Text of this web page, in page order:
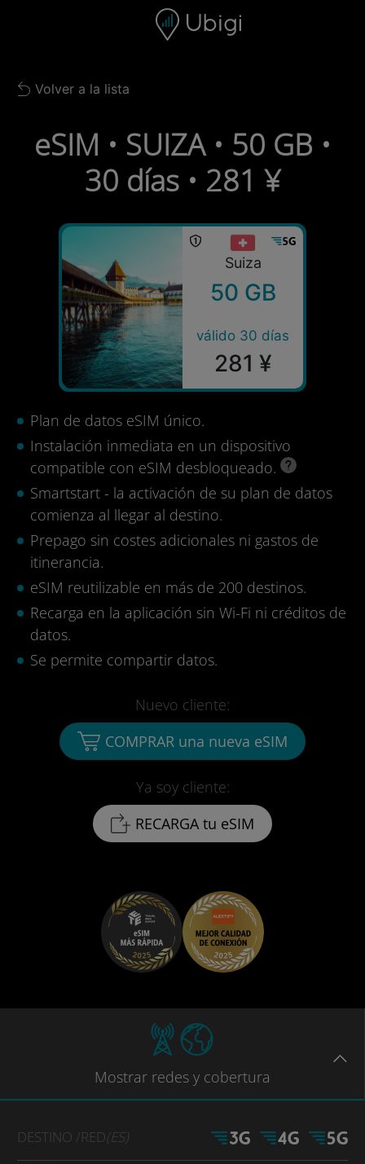
Barra de navegación
Back to list
Volver a la lista
eSIM • SUIZA • 50 GB •
30 días • 281 ¥
Suiza
50 GB
válido 30 días
281 ¥
Plan de datos eSIM único.
Instalación inmediata en un dispositivo
compatible con eSIM desbloqueado.
Smartstart - la activación de su plan de datos
comienza al llegar al destino.
Prepago sin costes adicionales ni gastos de
itinerancia.
eSIM reutilizable en más de 200 destinos.
Recarga en la aplicación sin Wi-Fi ni créditos de
datos.
Se permite compartir datos.
Ya soy cliente:
RECARGA tu eSIM
Nuevo cliente:
COMPRAR una nueva eSIM
Mostrar redes y cobertura
DESTINO /RED(ES)